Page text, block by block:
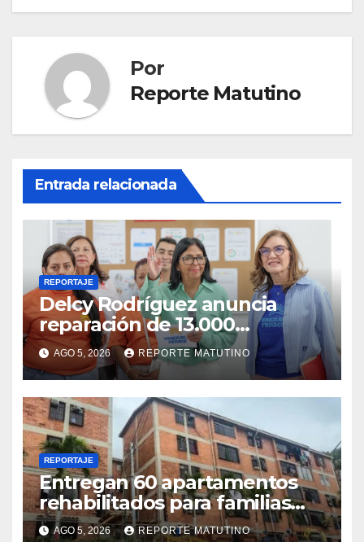
Por
Reporte Matutino
Entrada relacionada
REPORTAJE
Delcy Rodríguez anuncia
reparación de 13.000
viviendas afectadas por los
terremotos
AGO 5, 2026 REPORTE MATUTINO
REPORTAJE
Entregan 60 apartamentos
rehabilitados para familias
del urbanismo Ana Victoria
AGO 5, 2026 REPORTE MATUTINO